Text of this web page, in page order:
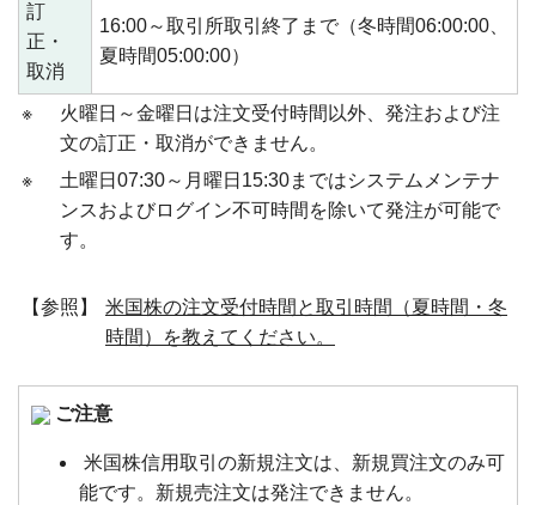
訂
正・
取消
16:00～取引所取引終了まで（冬時間06:00:00、
夏時間05:00:00）
※
火曜日～金曜日は注文受付時間以外、発注および注
文の訂正・取消ができません。
※
土曜日07:30～月曜日15:30まではシステムメンテナ
ンスおよびログイン不可時間を除いて発注が可能で
す。
【参照】
米国株の注文受付時間と取引時間（夏時間・冬
時間）を教えてください。
ご注意
米国株信用取引の新規注文は、新規買注文のみ可
能です。新規売注文は発注できません。